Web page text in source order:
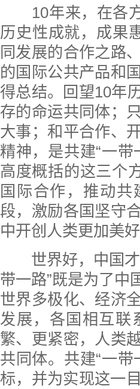
10年来，在各方
历史性成就，成果
同发展的合作之路
的国际公共产品和
得总结。回望10年
存的命运共同体；
大事；和平合作、
精神，是共建“一
高度概括的这三个
国际合作，推动共
段，激励各国坚守
中开创人类更加美
世界好，中国才
带一路”既是为了中
世界多极化、经济
发展，各国相互联
繁、更紧密，人类
共同体。共建“一
标，并为实现这一